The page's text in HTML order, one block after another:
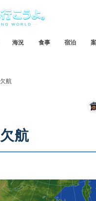
海況 食事 宿泊
航
航